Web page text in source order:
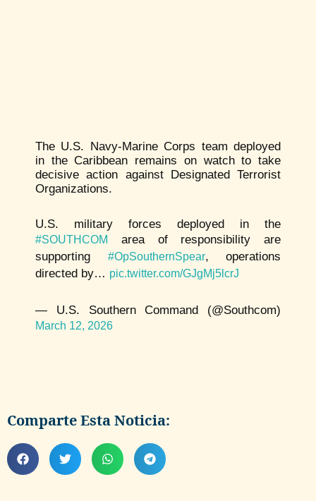
The U.S. Navy-Marine Corps team deployed
in the Caribbean remains on watch to take
decisive action against Designated Terrorist
Organizations.
U.S. military forces deployed in the
#SOUTHCOM
area of responsibility are
supporting #OpSouthernSpear, operations
directed by… pic.twitter.com/GJgMj5lcrJ
— U.S. Southern Command (@Southcom)
March 12, 2026
Comparte Esta Noticia: